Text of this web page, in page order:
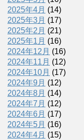
2025年4月 (14)
2025年3月 (17)
2025年2月 (21)
2025年1月 (16)
2024年12月 (16)
2024年11月 (12)
2024年10月 (17)
2024年9月 (12)
2024年8月 (14)
2024年7月 (12)
2024年6月 (17)
2024年5月 (16)
2024年4月 (15)